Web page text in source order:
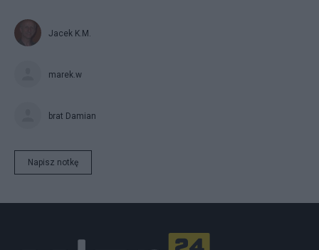
Jacek K.M.
marek.w
brat Damian
Napisz notkę